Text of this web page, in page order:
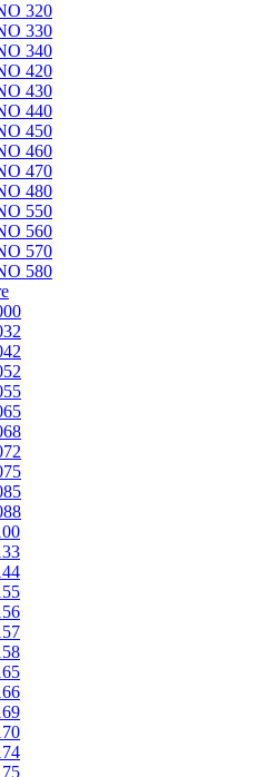
320
330
340
420
430
440
450
460
470
480
550
560
570
580